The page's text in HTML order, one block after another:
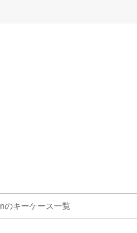
のキーケース一覧